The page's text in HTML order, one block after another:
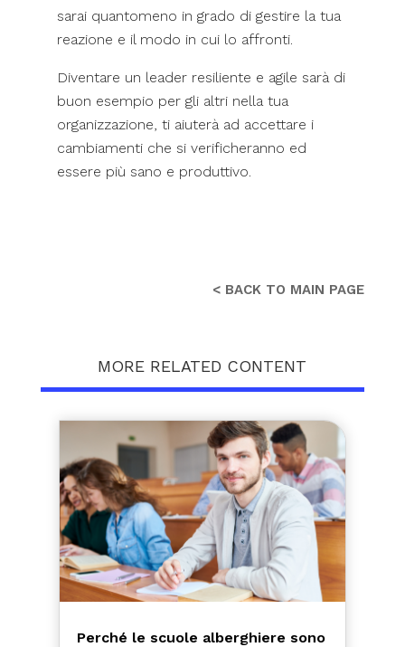
sarai quantomeno in grado di gestire la tua
reazione e il modo in cui lo affronti.
Diventare un leader resiliente e agile sarà di
buon esempio per gli altri nella tua
organizzazione, ti aiuterà ad accettare i
cambiamenti che si verificheranno ed
essere più sano e produttivo.
< BACK TO MAIN PAGE
MORE RELATED CONTENT
Perché le scuole alberghiere sono